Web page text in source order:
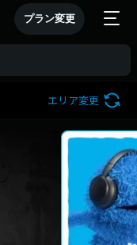
プラン変更
エリア変更